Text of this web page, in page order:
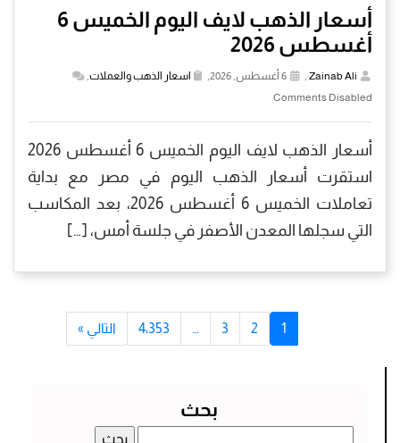
أسعار الذهب لايف اليوم الخميس 6
أغسطس 2026
Zainab Ali اسعار الذهب والعملات
Comments Disabled
أسعار الذهب لايف اليوم الخميس 6 أغسطس 2026
استقرت أسعار الذهب اليوم في مصر مع بداية
تعاملات الخميس 6 أغسطس 2026، بعد المكاسب
التي سجلها المعدن الأصفر في جلسة أمس، […]
1
2
3
… 4٬353 التالي »
بحث